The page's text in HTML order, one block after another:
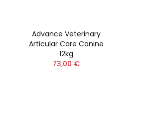
Advance Veterinary
Articular Care Canine
12kg
73,00 €